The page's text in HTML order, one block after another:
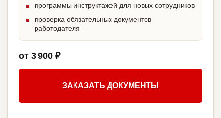
программы инструктажей для новых сотрудников
проверка обязательных документов
работодателя
от 3 900 ₽
ЗАКАЗАТЬ ДОКУМЕНТЫ